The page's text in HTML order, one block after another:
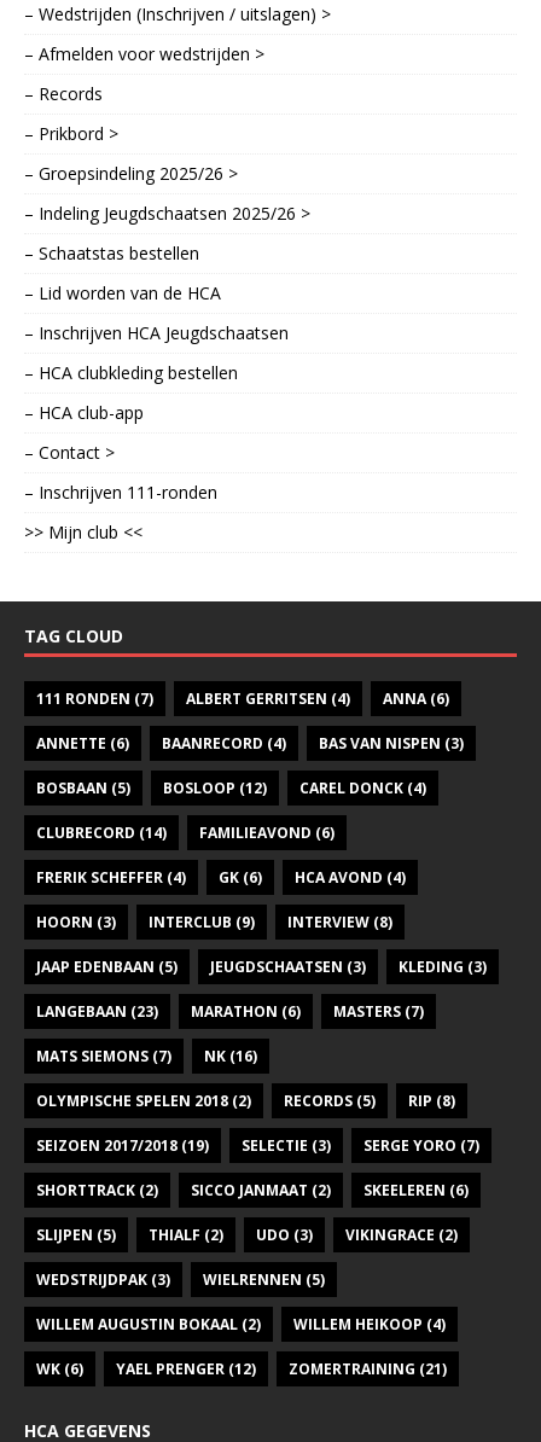
– Wedstrijden (Inschrijven / uitslagen) >
– Afmelden voor wedstrijden >
– Records
– Prikbord >
– Groepsindeling 2025/26 >
– Indeling Jeugdschaatsen 2025/26 >
– Schaatstas bestellen
– Lid worden van de HCA
– Inschrijven HCA Jeugdschaatsen
– HCA clubkleding bestellen
– HCA club-app
– Contact >
– Inschrijven 111-ronden
>> Mijn club <<
TAG CLOUD
111 RONDEN (7) ALBERT GERRITSEN (4) ANNA(6)
ANNETTE (6) BAANRECORD (4) BAS VAN NISPEN (3)
BOSBAAN (5) BOSLOOP (12) CAREL DONCK (4)
CLUBRECORD (14) FAMILIEAVOND (6)
FRERIK SCHEFFER (4) GK (6) HCA AVOND (4)
HOORN (3) INTERCLUB (9) INTERVIEW (8)
JAAP EDENBAAN (5) JEUGDSCHAATSEN (3) KLEDING (3)
LANGEBAAN (23) MARATHON (6) MASTERS (7)
MATS SIEMONS (7) NK (16)
OLYMPISCHE SPELEN 2018 (2) RECORDS (5) RIP (8)
SEIZOEN 2017/2018 (19) SELECTIE (3) SERGE YORO (7)
SHORTTRACK (2) SICCO JANMAAT (2) SKEELEREN (6)
SLIJPEN (5) THIALF (2) UDO (3) VIKINGRACE (2)
WEDSTRIJDPAK (3) WIELRENNEN (5)
WILLEM AUGUSTIN BOKAAL (2) WILLEM HEIKOOP (4)
WK (6) YAEL PRENGER (12) ZOMERTRAINING (21)
HCA GEGEVENS